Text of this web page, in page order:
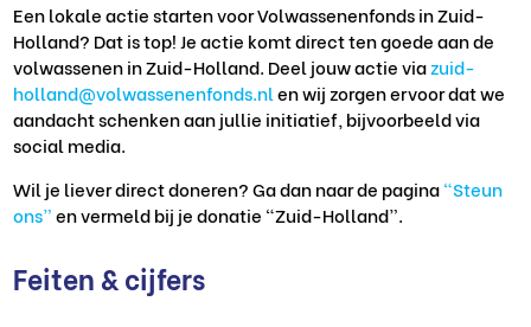
Een lokale actie starten voor Volwassenenfonds in Zuid-
Holland? Dat is top! Je actie komt direct ten goede aan de
volwassenen in Zuid-Holland. Deel jouw actie viazuid-
holland@volwassenenfonds.nlen wij zorgen ervoor dat we
aandacht schenken aan jullie initiatief, bijvoorbeeld via
social media.
Wil je liever direct doneren? Ga dan naar de pagina“Steun
ons”en vermeld bij je donatie “Zuid-Holland”.
Feiten & cijfers